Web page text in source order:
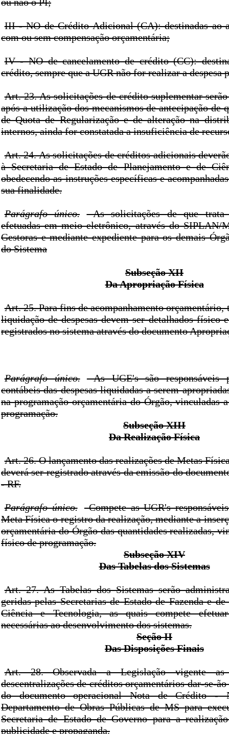
III - NO de Crédito Adicional (CA): destinadas ao
com ou sem compensação orçamentária;
IV - NO de cancelamento de crédito (CC):
crédito, sempre que a UGR não for realizar a despesa
Art. 23. As solicitações de crédito suplementar
após a utilização dos mecanismos de antecipação de
de Quota de Regularização e de alteração na
internos, ainda for constatada a insuficiência de
Art. 24. As solicitações de créditos adicionais
à Secretaria de Estado de Planejamento e de
obedecendo as instruções específicas e
sua finalidade.
Parágrafo único.
As solicitações de que trata
efetuadas em meio eletrônico, através do SIPLAN/
Gestoras e mediante expediente para os demais
do Sistema
Subseção XII
Da Apropriação Física
Art. 25. Para fins de acompanhamento orçamentário,
liquidação de despesas devem ser detalhados físico
registrados no sistema através do documento
Parágrafo único.
As UGE's são responsáveis
contábeis das despesas liquidadas a serem
na programação orçamentária do Órgão, vinculadas
programação.
Subseção XIII
Da Realização Física
Art. 26. O lançamento das realizações de Metas
deverá ser registrado através da emissão do
- RF.
Parágrafo único.
Compete as UGR's
Meta Física o registro da realização, mediante a
orçamentária do Órgão das quantidades realizadas,
físico de programação.
Subseção XIV
Das Tabelas dos Sistemas
Art. 27. As Tabelas dos Sistemas serão
geridas pelas Secretarias de Estado de Fazenda e
Ciência e Tecnologia, as quais compete
necessárias ao desenvolvimento dos sistemas.
Seção II
Das Disposições Finais
Art. 28. Observada a Legislação vigente as
descentralizações de créditos orçamentários dar-se-
do documento operacional Nota de Crédito -
Departamento de Obras Públicas de MS para
Secretaria de Estado de Governo para a
publicidade e propaganda.